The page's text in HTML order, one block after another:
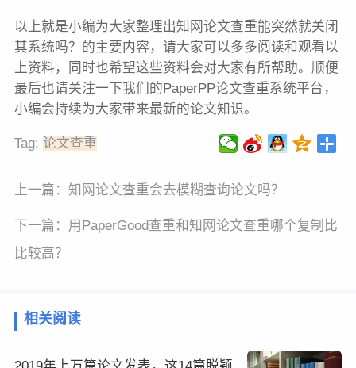
以上就是小编为大家整理出知网论文查重能突然就关闭
其系统吗？的主要内容，请大家可以多多阅读和观看以
上资料，同时也希望这些资料会对大家有所帮助。顺便
最后也请关注一下我们的PaperPP论文查重系统平台，
小编会持续为大家带来最新的论文知识。
Tag: 论文查重
上一篇： 知网论文查重会去模糊查询论文吗？
下一篇： 用PaperGood查重和知网论文查重哪个复制比
比较高？
相关阅读